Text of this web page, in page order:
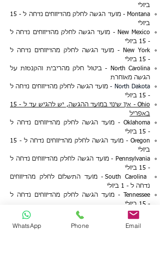
ביולי
Montana - מועד הגשה לחלק מהדיווחים נדחה ל -
15
ביולי
New Mexico - מועד הגשה לחלק מהדיווחים נדחה ל
-
New York - מועד הגשה לחלק מהדיווחים נדחה ל
-
North Carolina - ביטול חלק מהריבית והקנסות על
הגשה מאוחרת
North Dakota -
מועד הגשה לחלק מהדיווחים נדחה ל
-
Ohio - אין שינוי במועד ההגשה, יש להגיש עד ל - 15
באפריל
Oklahoma - מועד הגשה לחלק מהדיווחים נדחה ל
-
Oregon - מועד הגשה לחלק מהדיווחים נדחה ל -
15
ביולי
Pennsylvania - מועד הגשה לחלק מהדיווחים נדחה ל
-
South Carolina - מועד התשלום לחלק מהדיווחים
נדחה ל -
Tennessee - מועד הגשה לחלק מהדיווחים נדחה ל
-
Virgina - מועד התשלום
לחלק מהדיווחים נדחה ל -
ביולי
Wisconsin - מועד הגשה לחלק מהדיווחים נדחה ל
WhatsApp Phone Email